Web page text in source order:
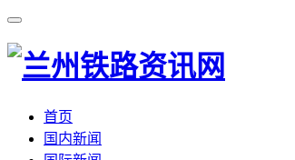
首页
国内新闻